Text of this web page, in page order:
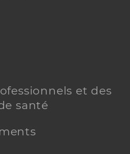
et des
santé